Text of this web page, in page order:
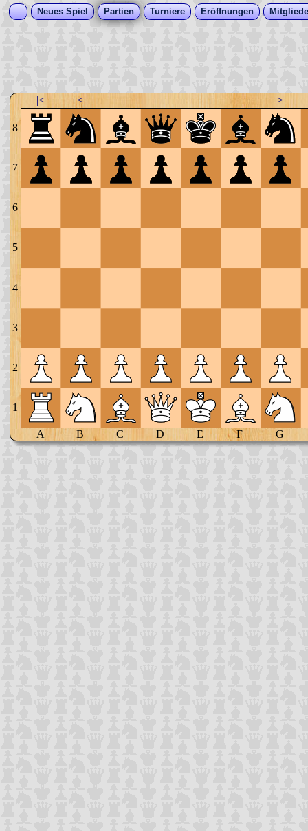
Neues Spiel Partien Turniere Eröffnungen
|< < >
8
7
6
5
4
3
2
1
A B C D E F G